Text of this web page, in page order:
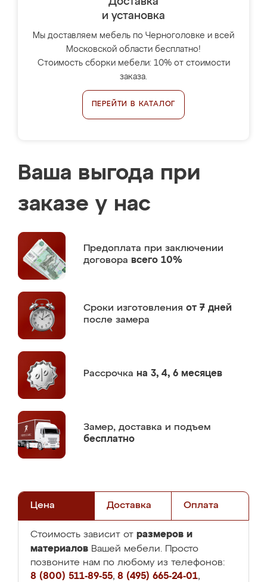
и установка
Мы доставляем мебель по Черноголовке и всей
Московской области бесплатно!
Стоимость сборки мебели: 10% от стоимости
заказа.
ПЕРЕЙТИ В КАТАЛОГ
Ваша выгода при
заказе у нас
Предоплата при заключении
договора всего 10%
Сроки изготовления от 7 дней
после замера
Рассрочка на 3, 4, 6 месяцев
Замер, доставка и подъем
бесплатно
Цена Доставка Оплата
Стоимость зависит от размеров и
материалов Вашей мебели. Просто
позвоните нам по любому из телефонов:
8 (800) 511-89-55, 8 (495) 665-24-01,